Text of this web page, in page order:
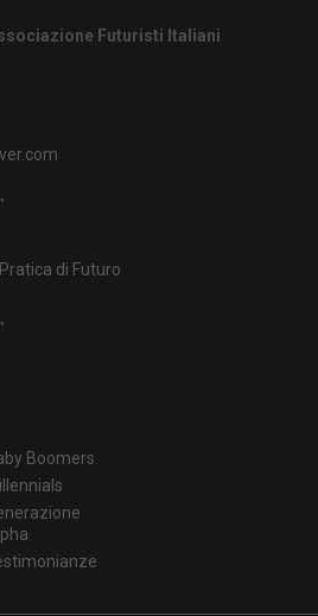
Futuristi Italiani
di Futuro
Boomers